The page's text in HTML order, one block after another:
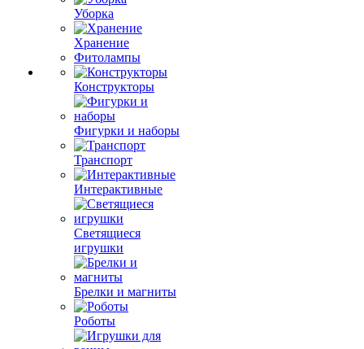
Уборка
Хранение
Фитолампы
Конструкторы
Фигурки и наборы
Транспорт
Интерактивные
Светящиеся
игрушки
Брелки и магниты
Роботы